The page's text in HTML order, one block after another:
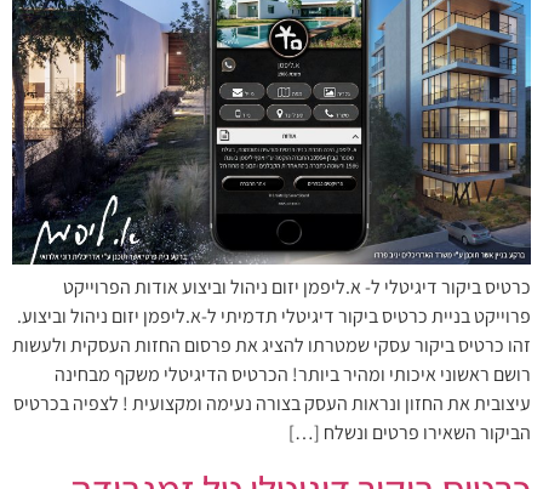
כרטיס ביקור דיגיטלי ל- א.ליפמן יזום ניהול וביצוע אודות הפרוייקט
פרוייקט בניית כרטיס ביקור דיגיטלי תדמיתי ל-א.ליפמן יזום ניהול וביצוע.
זהו כרטיס ביקור עסקי שמטרתו להציג את פרסום החזות העסקית ולעשות
רושם ראשוני איכותי ומהיר ביותר! הכרטיס הדיגיטלי משקף מבחינה
עיצובית את החזון ונראות העסק בצורה נעימה ומקצועית ! לצפיה בכרטיס
הביקור השאירו פרטים ונשלח […]